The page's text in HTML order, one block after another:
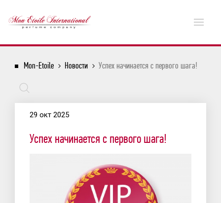
Mon-Etoile Новости Успех начинается с первого шага!
29 окт 2025
Успех начинается с первого шага!